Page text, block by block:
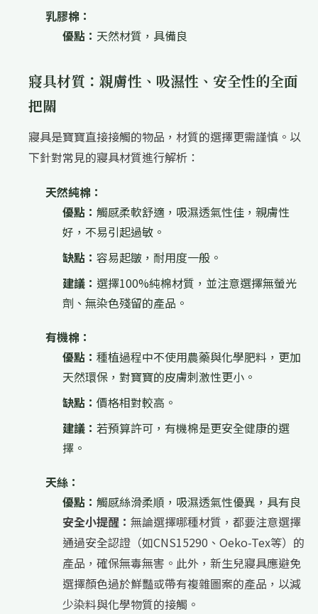
乳膠棉：
優點： 天然材質，具備良
寢具材質：親膚性、吸濕性、安全性的全面
把關
寢具是寶寶直接接觸的物品，材質的選擇更需謹慎。以
下針對常見的寢具材質進行解析：
天然純棉：
優點： 觸感柔軟舒適，吸濕透氣性佳，親膚性
好，不易引起過敏。
缺點： 容易起皺，耐用度一般。
建議： 選擇100%純棉材質，並注意選擇無螢光
劑、無染色殘留的產品。
有機棉：
優點： 種植過程中不使用農藥與化學肥料，更加
天然環保，對寶寶的皮膚刺激性更小。
缺點： 價格相對較高。
建議： 若預算許可，有機棉是更安全健康的選
擇。
天絲：
優點： 觸感絲滑柔順，吸濕透氣性優異，具有良
安全小提醒： 無論選擇哪種材質，都要注意選擇
通過安全認證（如CNS15290、Oeko-Tex等）的
產品，確保無毒無害。此外，新生兒寢具應避免
選擇顏色過於鮮豔或帶有複雜圖案的產品，以減
少染料與化學物質的接觸。